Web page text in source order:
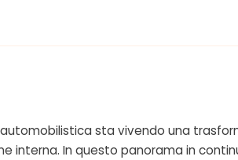
sta vivendo una
In questo panorama in